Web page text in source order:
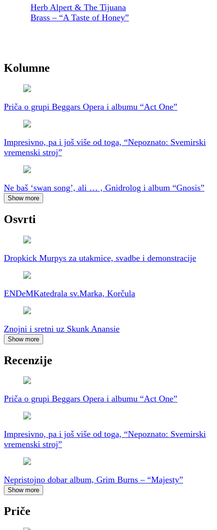
Herb Alpert & The Tijuana
Brass – “A Taste of Honey”
Kolumne
Priča o grupi Beggars Opera i albumu “Act One”
Impresivno, pa i još više od toga, “Nepoznato: Svemirski
vremenski stroj”
Ne baš ‘swan song’, ali … , Gnidrolog i album “Gnosis”
Show more
Osvrti
Dropkick Murpys za utakmice, svadbe i demonstracije
ENDeMKatedrala sv.Marka, Korčula
Znojni i sretni uz Skunk Anansie
Show more
Recenzije
Priča o grupi Beggars Opera i albumu “Act One”
Impresivno, pa i još više od toga, “Nepoznato: Svemirski
vremenski stroj”
Nepristojno dobar album, Grim Burns – “Majesty”
Show more
Priče